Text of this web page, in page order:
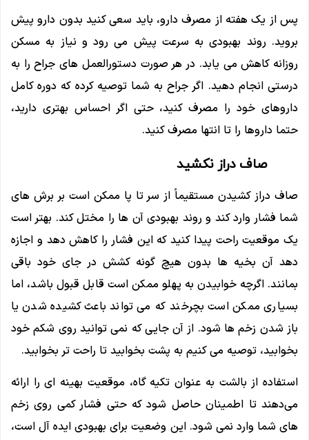
پس از یک هفته از مصرف دارو، باید سعی کنید بدون دارو پیش
بروید. روند بهبودی به سرعت پیش می رود و نیاز به مسکن
روزانه کاهش می یابد. در هر صورت دستورالعمل های جراح را به
درستی انجام دهید. اگر جراح به شما توصیه کرده که دوره کامل
داروهای خود را مصرف کنید، حتی اگر احساس بهتری دارید،
حتما داروها را تا انتها مصرف کنید.
صاف دراز نکشید
صاف دراز کشیدن مستقیماً از سر تا پا ممکن است بر برش ‌های
شما فشار وارد کند و روند بهبودی آن ها را مختل کند. بهتر است
یک موقعیت راحت پیدا کنید که این فشار را کاهش دهد و اجازه
دهد آن بخیه ها بدون هیچ گونه کشش در جای خود باقی
بمانند. اگرچه خوابیدن به پهلو ممکن است قابل قبول باشد، اما
بسیاری ممکن است بچرخند که می تواند باعث کشیده شدن یا
باز شدن زخم ها شود. از آن جایی که نمی توانید روی شکم خود
بخوابید، توصیه می کنیم به پشت بخوابید تا راحت تر بخوابید.
استفاده از بالشت به عنوان تکیه گاه، موقعیت بهینه ای را ارائه
می‌دهند تا اطمینان حاصل شود که حتی فشار کمی روی زخم‌
های شما وارد نمی ‌شود. این وضعیت برای بهبودی ایده آل است،